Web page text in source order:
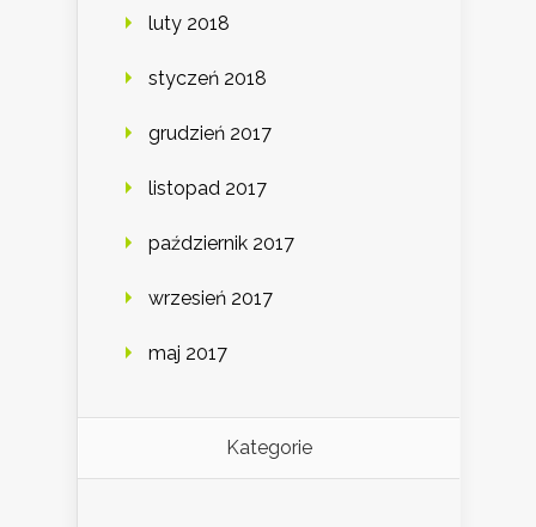
luty 2018
styczeń 2018
grudzień 2017
listopad 2017
październik 2017
wrzesień 2017
maj 2017
Kategorie